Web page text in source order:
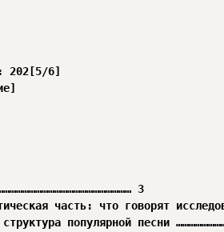
202[5/6]
3
часть: что говорят
популярной песни